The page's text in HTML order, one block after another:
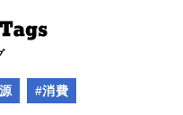
#消費